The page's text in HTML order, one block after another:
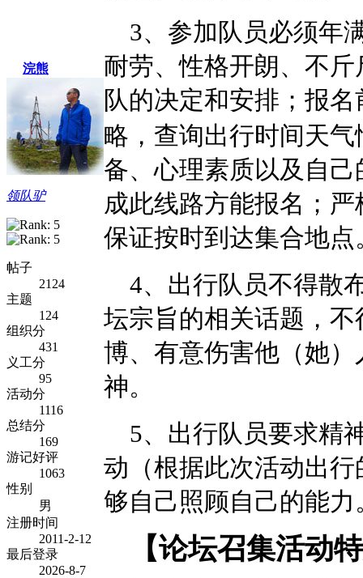
浣熊
领队驴
帖子
2124
主题
124
组织分
431
义工分
95
活动分
1116
总结分
169
游记好评
1063
性别
男
注册时间
2011-2-12
最后登录
2026-8-7
3、参加队员必须年
耐劳、性格开朗、不
队的决定和安排；报
略，查询出行时间天气
备、心理素质以及自
成此线路方能报名；
保证按时到达集合地点
4、出行队员不得散
坛宗旨的相关话题，
博、有意伤害他（她
神。
5、出行队员要求精
动（根据此次活动出
够自己照顾自己的能力
【论坛召集活